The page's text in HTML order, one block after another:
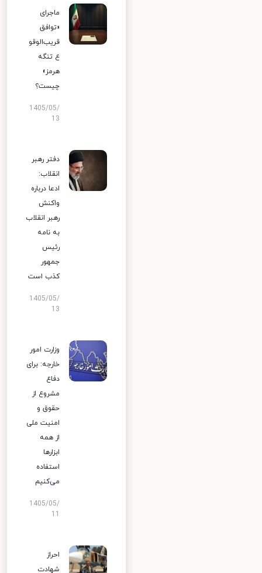
ماجرای
«توافق
قریب‌الوقو
ع تنگه
هرمز»
چیست؟
1405/05/
13
دفتر رهبر
انقلاب:
ادعا درباره
واکنش
رهبر انقلاب
به نامه
رئیس
جمهور
کذب است
1405/05/
13
وزارت امور
خارجه: برای
دفاع
مشروع از
حقوق و
امنیت ملی
از همه
ابزارها
استفاده
می‌کنیم
1405/05/
احراز
شهادت